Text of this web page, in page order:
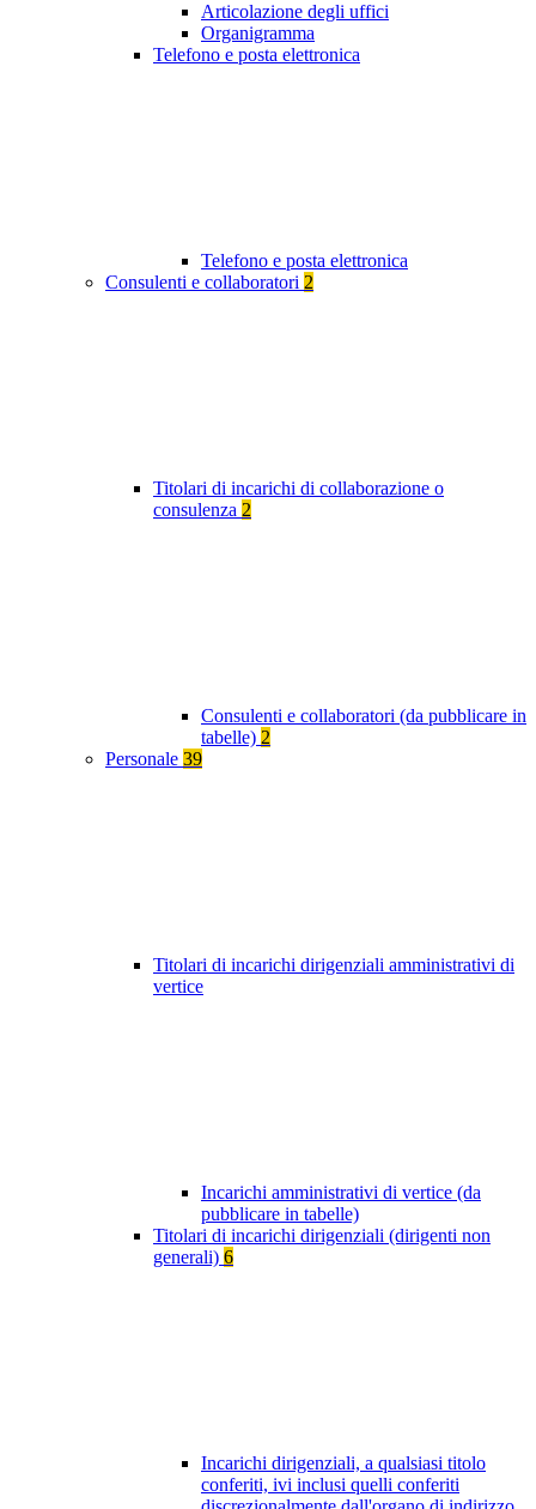
Articolazione degli uffici
Organigramma
Telefono e posta elettronica
Telefono e posta elettronica
Consulenti e collaboratori 2
Titolari di incarichi di collaborazione o
consulenza 2
Consulenti e collaboratori (da pubblicare in
tabelle) 2
Personale 39
Titolari di incarichi dirigenziali amministrativi di
vertice
Incarichi amministrativi di vertice (da
pubblicare in tabelle)
Titolari di incarichi dirigenziali (dirigenti non
generali) 6
Incarichi dirigenziali, a qualsiasi titolo
conferiti, ivi inclusi quelli conferiti